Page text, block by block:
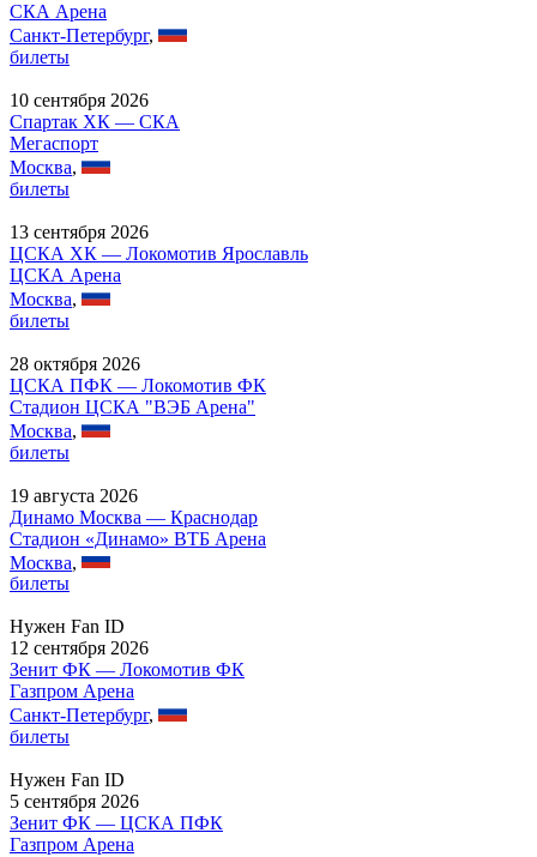
СКА Арена
Санкт-Петербург,
билеты
10 сентября 2026
Спартак ХК — СКА
Мегаспорт
Москва,
билеты
13 сентября 2026
ЦСКА ХК — Локомотив Ярославль
ЦСКА Арена
Москва,
билеты
28 октября 2026
ЦСКА ПФК — Локомотив ФК
Стадион ЦСКА "ВЭБ Арена"
Москва,
билеты
19 августа 2026
Динамо Москва — Краснодар
Стадион «Динамо» ВТБ Арена
Москва,
билеты
Нужен Fan ID
12 сентября 2026
Зенит ФК — Локомотив ФК
Газпром Арена
Санкт-Петербург,
билеты
Нужен Fan ID
5 сентября 2026
Зенит ФК — ЦСКА ПФК
Газпром Арена